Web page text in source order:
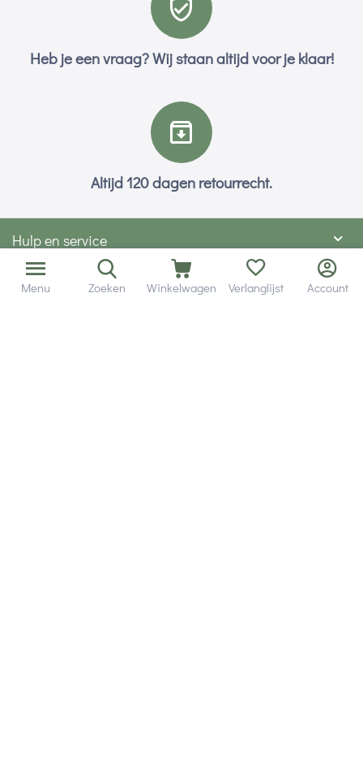
Heb je een vraag? Wij staan altijd voor je klaar!
Altijd 120 dagen retourrecht.
Hulp en service
Contact gegevens
Menu Zoeken Winkelwagen Verlanglijst Account